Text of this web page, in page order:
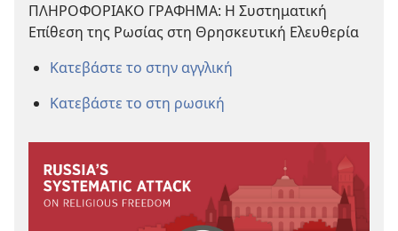
ΠΛΗΡΟΦΟΡΙΑΚΟ ΓΡΑΦΗΜΑ: Η Συστηματική
Επίθεση της Ρωσίας στη Θρησκευτική Ελευθερία
Κατεβάστε το στην αγγλική
Κατεβάστε το στη ρωσική